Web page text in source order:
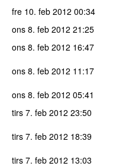
fre 10. feb 2012 00:34
ons 8. feb 2012 21:25
ons 8. feb 2012 16:47
ons 8. feb 2012 11:17
ons 8. feb 2012 05:41
tirs 7. feb 2012 23:50
tirs 7. feb 2012 18:39
tirs 7. feb 2012 13:03